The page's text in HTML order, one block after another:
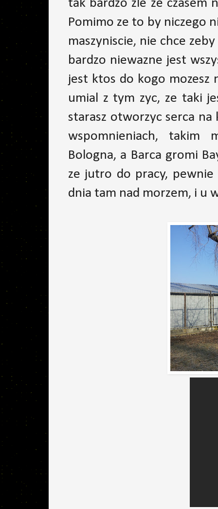
tak bardzo zle ze czasem
Pomimo ze to by niczego
maszyniscie, nie chce
bardzo niewazne jest
jest ktos do kogo mozesz
umial z tym zyc, ze taki
starasz otworzyc serca
wspomnieniach, takim
Bologna, a Barca gromi
ze jutro do pracy, pewnie
dnia tam nad morzem, i u